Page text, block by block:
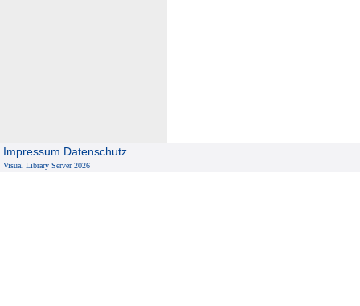
Impressum Datenschutz
Visual Library Server 2026